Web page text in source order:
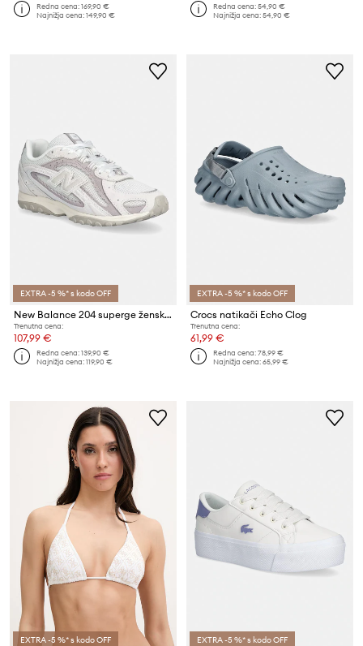
Redna cena:169,90 €
Najnižja cena:149,90 €
Redna cena:54,90 €
Najnižja cena:54,90 €
EXTRA -5 %* s kodo OFF
New Balance 204 superge ženske
Trenutna cena:
107,99 €
Redna cena:139,90 €
Najnižja cena:119,90 €
EXTRA -5 %* s kodo OFF
Crocs natikači Echo Clog
Trenutna cena:
61,99 €
Redna cena:78,99 €
Najnižja cena:65,99 €
EXTRA -5 %* s kodo OFF EXTRA -5 %* s kodo OFF